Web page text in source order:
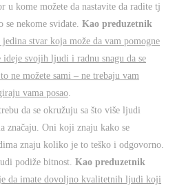
u kome možete da nastavite da radite tj
se nekome sviđate.Kao preduzetnik
stvar koja može da vam pomogne
ideje svojih ljudi i radnu snagu da se
ne možete sami – ne trebaju vam
vama posao
da se okružuju sa što više ljudi
značaju. Oni koji znaju kako se
znaju koliko je to teško i odgovorno.
podiže bitnost.Kao preduzetnik
da imate dovoljno kvalitetnih ljudi koji